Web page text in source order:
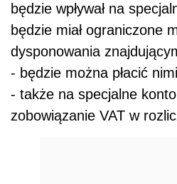
będzie wpływał na
będzie miał ograniczone
dysponowania
- będzie można płacić nimi
- także na specjalne
zobowiązanie VAT w